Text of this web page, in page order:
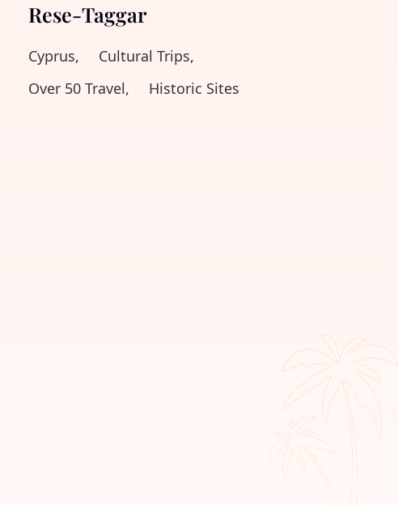
Rese-Taggar
Cyprus,
Cultural Trips,
Over 50 Travel,
Historic Sites